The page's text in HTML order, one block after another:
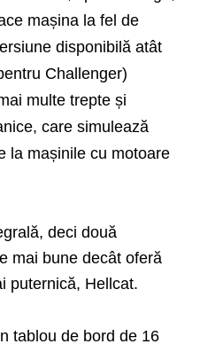
mașina la fel de
disponibilă atât
Challenger)
multe trepte și
care simulează
la mașinile cu motoare
deci două
mai bune decât oferă
puternică, Hellcat.
tablou de bord de 16